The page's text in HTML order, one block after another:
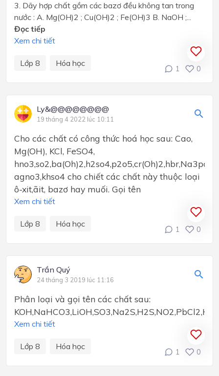
3. Dãy hợp chất gồm các bazơ đều không tan trong
nước : A. Mg(OH)2 ; Cu(OH)2 ; Fe(OH)3 B. NaOH ;...
Đọc tiếp
Xem chi tiết
Lớp 8 Hóa học
1 0
Ly&@@@@@@@@
19 tháng 4 2022 lúc 10:11
Cho các chất có công thức hoá học sau: Cao,
Mg(OH), KCl, FeSO4,
hno3,so2,ba(Oh)2,h2so4,p2o5,cr(Oh)2,hbr,Na3po4,
agno3,khso4 cho chiết các chất này thuộc loại
ô-xit,ãit, bazơ hay muối. Gọi tên
Xem chi tiết
Lớp 8 Hóa học
1 0
Trần Quý
24 tháng 3 2019 lúc 11:16
Phân loại và gọi tên các chất sau:
Xem chi tiết
Lớp 8 Hóa học
1 0